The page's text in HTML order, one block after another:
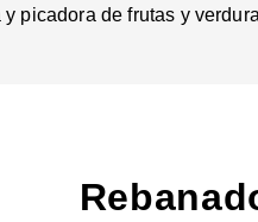
y picadora de frutas y